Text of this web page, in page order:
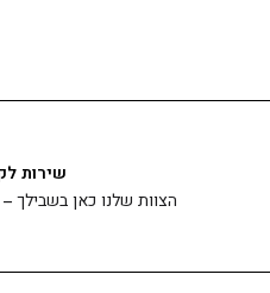
שירות
הצוות שלנו כאן בשבילך